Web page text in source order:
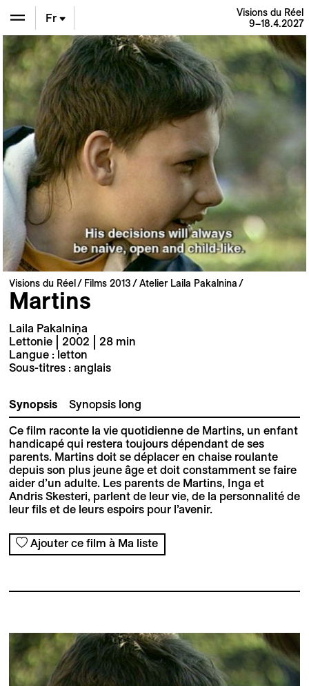
En
De
Fr
Visions du Réel
9–18.4.2027
Visions du Réel Films 2013 Atelier Laila Pakalnina
Martins
Laila Pakalniņa
Lettonie | 2002 | 28 min
Langue : letton
Sous-titres : anglais
Synopsis Synopsis long
Ce film raconte la vie quotidienne de Martins, un enfant
handicapé qui restera toujours dépendant de ses
parents. Martins doit se déplacer en chaise roulante
depuis son plus jeune âge et doit constamment se faire
aider d’un adulte. Les parents de Martins, Inga et
Andris Skesteri, parlent de leur vie, de la personnalité de
leur fils et de leurs espoirs pour l’avenir.
Ajouter ce film à Ma liste